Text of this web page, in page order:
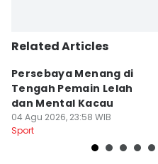
Related Articles
Persebaya Menang di
Tengah Pemain Lelah
dan Mental Kacau
04 Agu 2026, 23:58 WIB
Sport